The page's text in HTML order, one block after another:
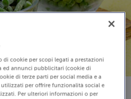
di cookie per scopi legati a prestazioni
ed annunci pubblicitari (cookie di
di terze parti per social media e a
per offrire funzionalità social e
Per ulteriori informazioni o per